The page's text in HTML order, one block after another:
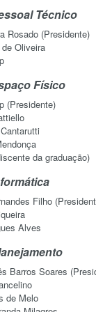
Técnico
Rosado (Presidente)
Oliveira
Físico
(Presidente)
da graduação)
Filho
Alves
Barros Soares
de Melo